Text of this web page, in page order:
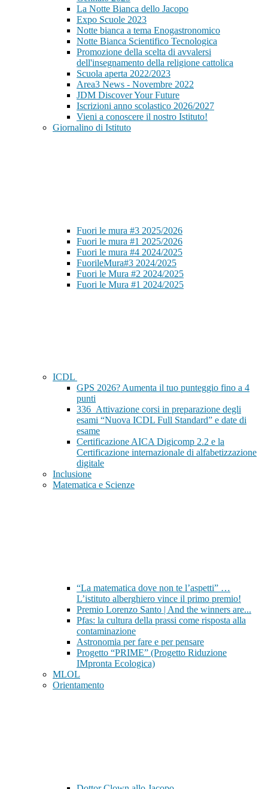
La Notte Bianca dello Jacopo
Expo Scuole 2023
Notte bianca a tema Enogastronomico
Notte Bianca Scientifico Tecnologica
Promozione della scelta di avvalersi
dell'insegnamento della religione cattolica
Scuola aperta 2022/2023
Area3 News - Novembre 2022
JDM Discover Your Future
Iscrizioni anno scolastico 2026/2027
Vieni a conoscere il nostro Istituto!
Giornalino di Istituto
Fuori le mura #3 2025/2026
Fuori le mura #1 2025/2026
Fuori le mura #4 2024/2025
FuorileMura#3 2024/2025
Fuori le Mura #2 2024/2025
Fuori le Mura #1 2024/2025
ICDL
GPS 2026? Aumenta il tuo punteggio fino a 4
punti
336_Attivazione corsi in preparazione degli
esami “Nuova ICDL Full Standard” e date di
esame
Certificazione AICA Digicomp 2.2 e la
Certificazione internazionale di alfabetizzazione
digitale
Inclusione
Matematica e Scienze
“La matematica dove non te l’aspetti” …
L’istituto alberghiero vince il primo premio!
Premio Lorenzo Santo | And the winners are...
Pfas: la cultura della prassi come risposta alla
contaminazione
Astronomia per fare e per pensare
Progetto “PRIME” (Progetto Riduzione
IMpronta Ecologica)
MLOL
Orientamento